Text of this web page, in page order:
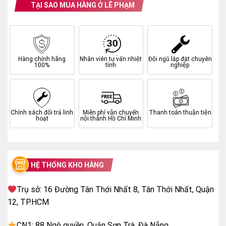
viền thanh lịch giúp sản phẩm hòa hợp hoàn toàn vào
phong cách thiết kế hiện đại, đẳng cấp.
TẠI SAO MUA HÀNG Ở LÊ PHẠM
Hàng chính hãng
100%
Nhân viên tư vấn nhiệt
tình
Đội ngũ lắp đặt chuyên
nghiệp
Chính sách đổi trả linh
hoạt
Miễn phí vận chuyển
nội thành Hồ Chí Minh
Thanh toán thuận tiện
HỆ THỐNG KHO HÀNG
Trụ sở: 16 Đường Tân Thới Nhất 8, Tân Thới Nhất, Quận
12, TP.HCM